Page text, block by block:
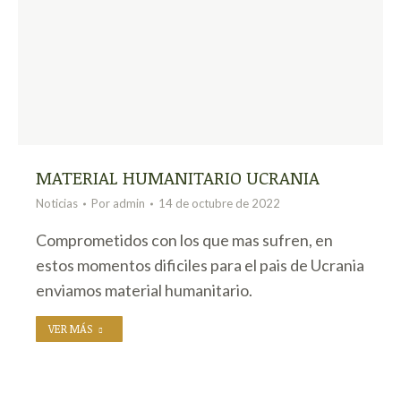
MATERIAL HUMANITARIO UCRANIA
Noticias Por admin 14 de octubre de 2022
Comprometidos con los que mas sufren, en
estos momentos dificiles para el pais de Ucrania
enviamos material humanitario.
VER MÁS